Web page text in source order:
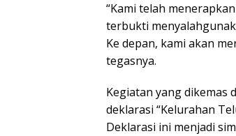
“Kami telah
terbukti
Ke depan, kami akan
tegasnya.
Kegiatan yang
deklarasi “Kelurahan
Deklarasi ini menjadi